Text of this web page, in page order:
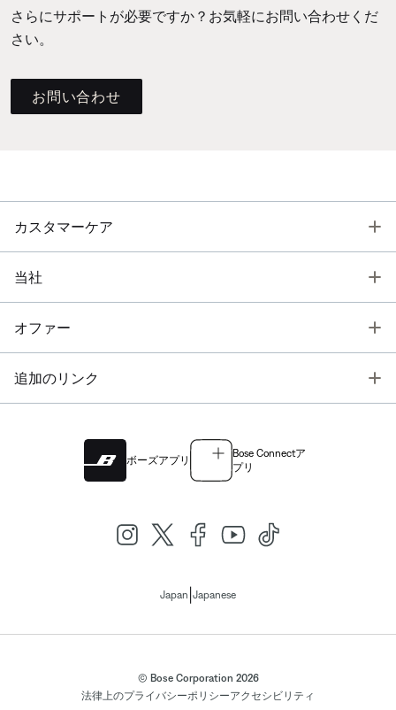
さらにサポートが必要ですか？お気軽にお問い合わせくだ
さい。
お問い合わせ
カスタマーケア
当社
オファー
追加のリンク
ボーズアプリ
Bose Connectア
プリ
Japan Japanese
© Bose Corporation 2026
法律上のプライバシーポリシーアクセシビリティ